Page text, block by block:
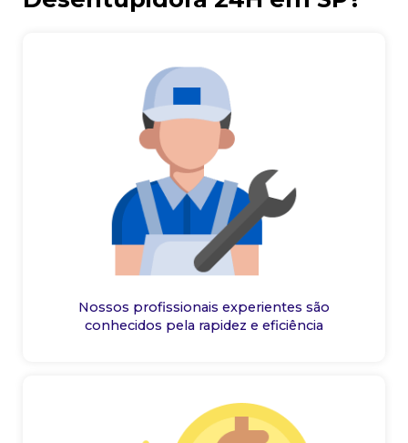
Nossos profissionais experientes são
conhecidos pela rapidez e eficiência